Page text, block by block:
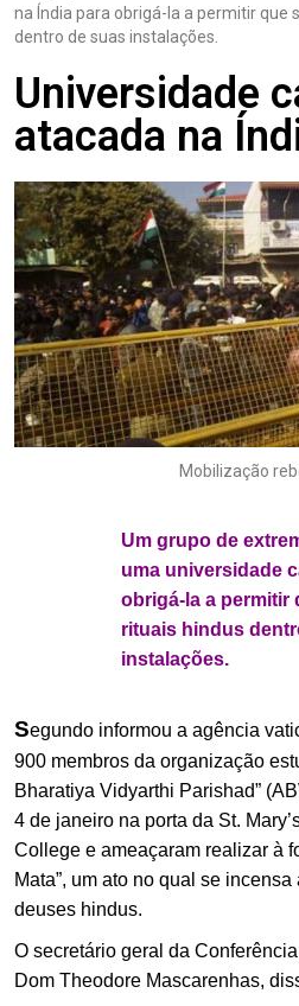
na Índia para obrigá-la a permitir que
dentro de suas instalações.
Universidade
atacada na
Mobilização
Um grupo de
uma universidade
obrigá-la a permitir
rituais hindus
instalações.
Segundo informou a agência
900 membros da organização
Bharatiya Vidyarthi Parishad”
4 de janeiro na porta da St.
College e ameaçaram realizar à
Mata”, um ato no qual se
deuses hindus.
O secretário geral da
Dom Theodore Mascarenhas,